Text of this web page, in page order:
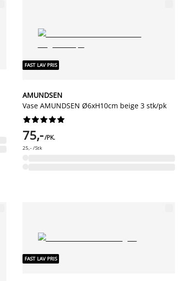
FAST LAV PRIS
AMUNDSEN
Vase AMUNDSEN Ø6xH10cm beige 3 stk/pk






75,-/PK.
25,- /Stk
FAST LAV PRIS